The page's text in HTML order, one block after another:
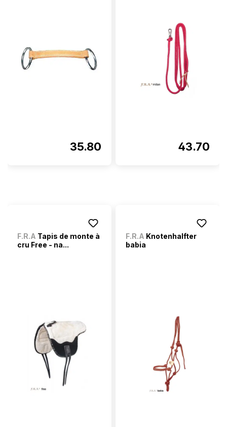
35.80 43.70
F.R.A Tapis de monte à
cru Free - na...
F.R.A Knotenhalfter
babia